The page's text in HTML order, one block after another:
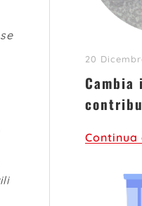
20
Continua